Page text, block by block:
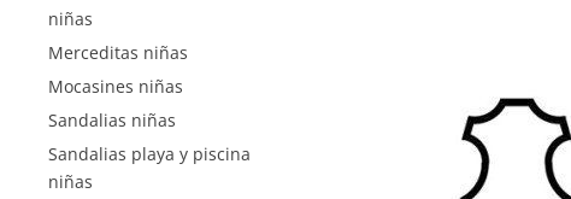
niñas
Merceditas niñas
Mocasines niñas
Sandalias niñas
Sandalias playa y piscina
niñas